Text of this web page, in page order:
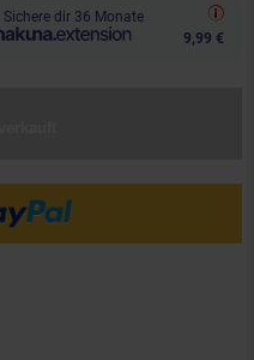
Sichere dir 36 Monate
9,99 €